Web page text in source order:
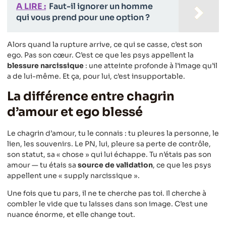
A LIRE : Faut-il ignorer un homme
qui vous prend pour une option ?
Alors quand la rupture arrive, ce qui se casse, c’est son
ego. Pas son cœur. C’est ce que les psys appellent la
blessure narcissique : une atteinte profonde à l’image qu’il
a de lui-même. Et ça, pour lui, c’est insupportable.
La différence entre chagrin
d’amour et ego blessé
Le chagrin d’amour, tu le connais : tu pleures la personne, le
lien, les souvenirs. Le PN, lui, pleure sa perte de contrôle,
son statut, sa « chose » qui lui échappe. Tu n’étais pas son
amour — tu étais sa source de validation, ce que les psys
appellent une « supply narcissique ».
Une fois que tu pars, il ne te cherche pas toi. Il cherche à
combler le vide que tu laisses dans son image. C’est une
nuance énorme, et elle change tout.